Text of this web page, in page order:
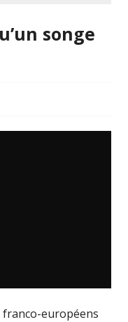
songe
franco-européens